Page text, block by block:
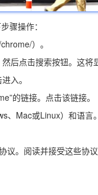
骤操作：
）。
后点击搜索按钮。这将
入。
的链接。点击该链接。
Mac或Linux）和语言
。阅读并接受这些协议